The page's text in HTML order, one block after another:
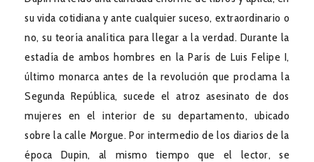
su vida cotidiana y ante cualquier suceso, extraordinario o
no, su teoría analítica para llegar a la verdad. Durante la
estadía de ambos hombres en la París de Luis Felipe I,
último monarca antes de la revolución que proclama la
Segunda República, sucede el atroz asesinato de dos
mujeres en el interior de su departamento, ubicado
sobre la calle Morgue. Por intermedio de los diarios de la
época Dupin, al mismo tiempo que el lector, se